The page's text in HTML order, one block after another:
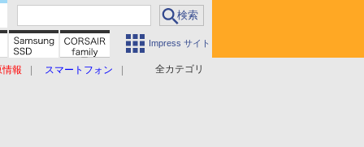
Impress サイト
全カテゴリ
情報 スマートフォン